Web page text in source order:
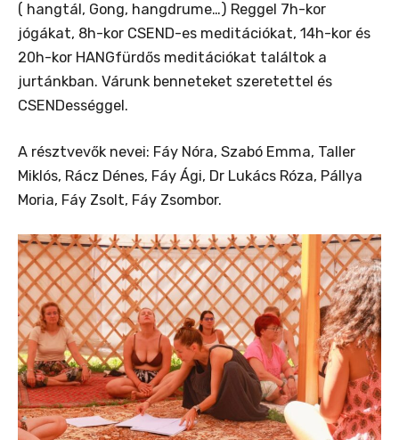
( hangtál, Gong, hangdrume…) Reggel 7h-kor
jógákat, 8h-kor CSEND-es meditációkat, 14h-kor és
20h-kor HANGfürdős meditációkat találtok a
jurtánkban. Várunk benneteket szeretettel és
CSENDességgel.
A résztvevők nevei: Fáy Nóra, Szabó Emma, Taller
Miklós, Rácz Dénes, Fáy Ági, Dr Lukács Róza, Pállya
Moria, Fáy Zsolt, Fáy Zsombor.